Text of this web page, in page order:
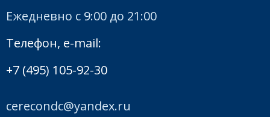
Ежедневно с 9:00 до 21:00
Телефон, e-mail:
+7 (495) 105-92-30
cerecondc@yandex.ru